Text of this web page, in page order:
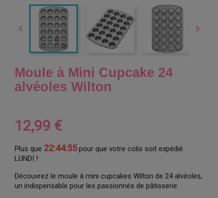
 
Moule à Mini Cupcake 24
alvéoles Wilton
12,99 €
Plus que 22:44:55pour que votre colis soit expédié
LUNDI !
Découvrez le moule à mini cupcakes Wilton de 24 alvéoles,
un indispensable pour les passionnés de pâtisserie.